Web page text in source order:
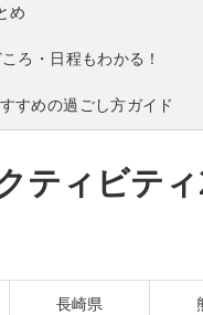
め
ろ・日程もわかる！
すめの過ごし方ガイド
ティビテ
長崎県